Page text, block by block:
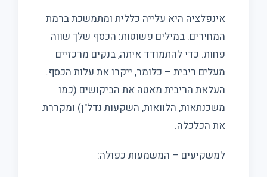
אינפלציה היא עלייה כללית ומתמשכת ברמת
המחירים. במילים פשוטות: הכסף שלך שווה
פחות. כדי להתמודד איתה, בנקים מרכזיים
מעלים ריבית – כלומר, ייקרו את עלות הכסף.
העלאת הריבית מאטה את הביקושים (כמו
משכנתאות, הלוואות, השקעות נדל"ן) ומקררת
את הכלכלה.
למשקיעים – המשמעות כפולה: